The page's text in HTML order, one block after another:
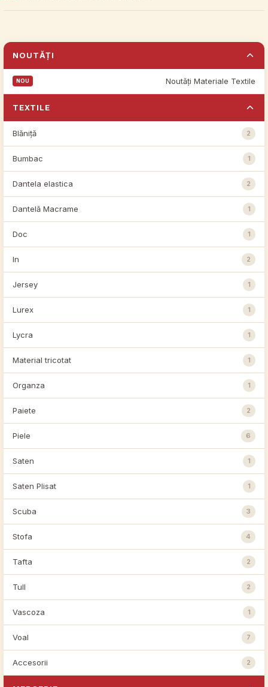
NOUTĂȚI
Noutăți Materiale Textile
TEXTILE
Blăniță 2
Bumbac 1
Dantela elastica 2
Dantelă Macrame 1
Doc 1
In 2
Jersey 1
Lurex 1
Lycra 1
Material tricotat 1
Organza 1
Paiete 2
Piele 6
Saten 1
Saten Plisat 1
Scuba 3
Stofa 4
Tafta 2
Tull 2
Vascoza 1
Voal 7
Accesorii 2